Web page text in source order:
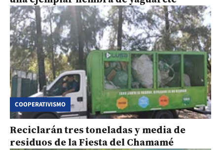
COOPERATIVISMO
Reciclarán tres toneladas y media de
residuos de la Fiesta del Chamamé